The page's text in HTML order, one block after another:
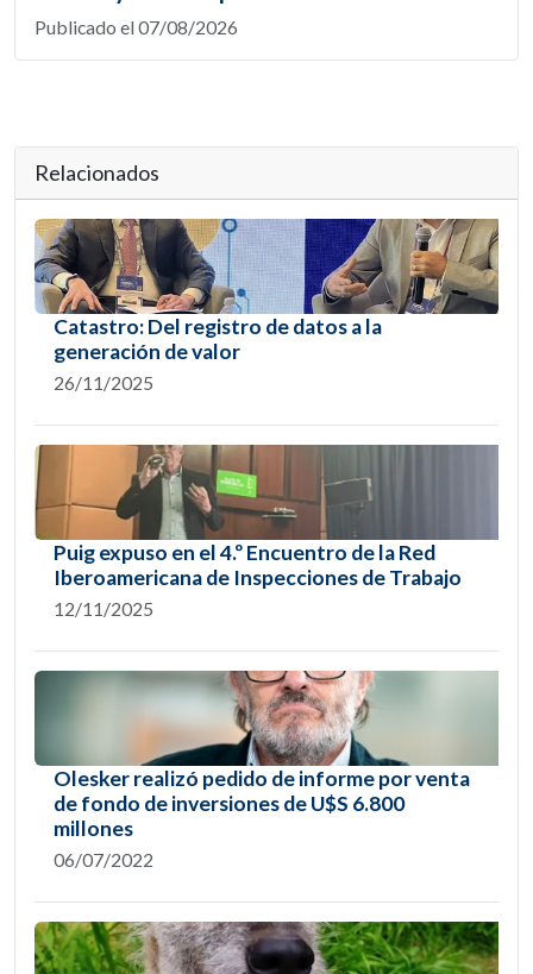
Publicado el 07/08/2026
Relacionados
Catastro: Del registro de datos a la
generación de valor
26/11/2025
Puig expuso en el 4.º Encuentro de la Red
Iberoamericana de Inspecciones de Trabajo
12/11/2025
Olesker realizó pedido de informe por venta
de fondo de inversiones de U$S 6.800
millones
06/07/2022